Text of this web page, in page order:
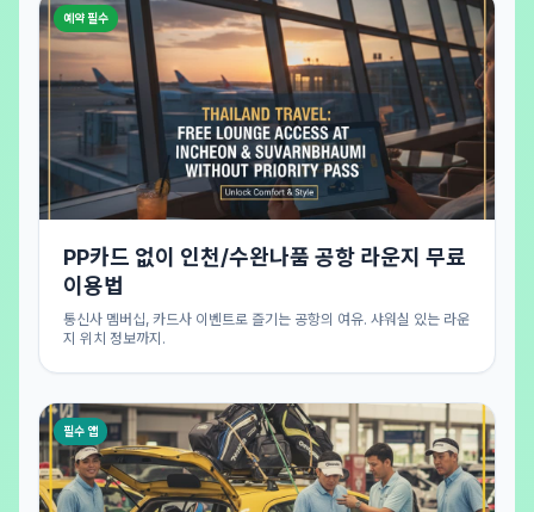
예약 필수
PP카드 없이 인천/수완나품 공항 라운지 무료
이용법
통신사 멤버십, 카드사 이벤트로 즐기는 공항의 여유. 샤워실 있는 라운
지 위치 정보까지.
필수 앱